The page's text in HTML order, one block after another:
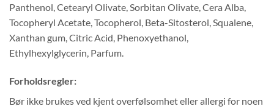
Panthenol, Cetearyl Olivate, Sorbitan Olivate, Cera Alba,
Tocopheryl Acetate, Tocopherol, Beta-Sitosterol, Squalene,
Xanthan gum, Citric Acid, Phenoxyethanol,
Ethylhexylglycerin, Parfum.
Forholdsregler:
Bør ikke brukes ved kjent overfølsomhet eller allergi for noen